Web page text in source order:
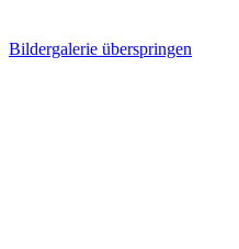
Bildergalerie überspringen